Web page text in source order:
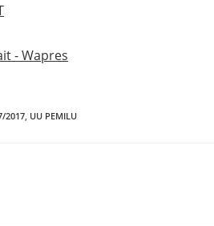
- Wapres
2017, UU PEMILU